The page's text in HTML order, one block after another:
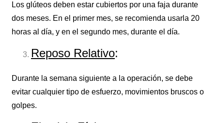
Los glúteos deben estar cubiertos por una faja durante
dos meses. En el primer mes, se recomienda usarla 20
horas al día, y en el segundo mes, durante el día.
Reposo Relativo:
Durante la semana siguiente a la operación, se debe
evitar cualquier tipo de esfuerzo, movimientos bruscos o
golpes.